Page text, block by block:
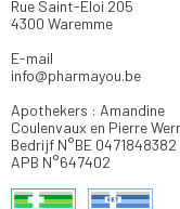
Rue Saint-Eloi 205
4300 Waremme
E-mail
info@pharmayou.be
Apothekers : Amandine
Coulenvaux en Pierre
Bedrijf N°BE 0471848382
APB N°647402